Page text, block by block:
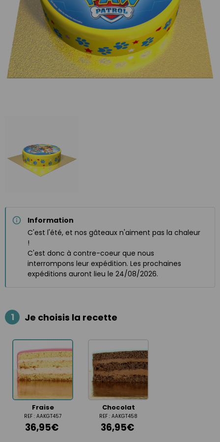
Information
C'est l'été, et nos gâteaux n'aiment pas la chaleur
!
C'est donc à contre-coeur que nous
interrompons leur expédition. Les prochaines
expéditions auront lieu le 24/08/2026.
1 Je choisis la recette
Fraise
REF : AAKGT457
36,95€
Chocolat
REF : AAKGT458
36,95€